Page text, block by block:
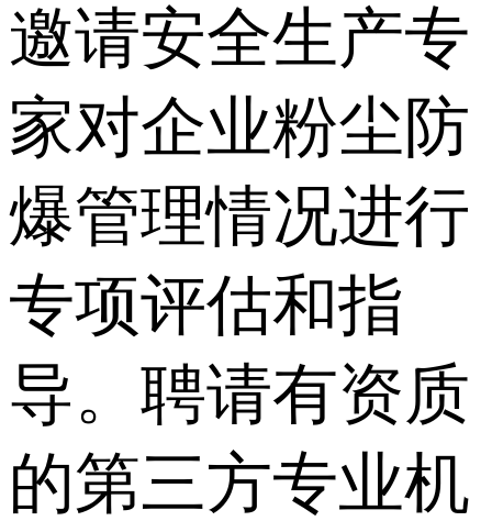
邀请安全生产专
家对企业粉尘防
爆管理情况进行
专项评估和指
导。聘请有资质
的第三方专业机